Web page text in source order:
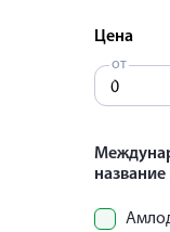
Цена
от